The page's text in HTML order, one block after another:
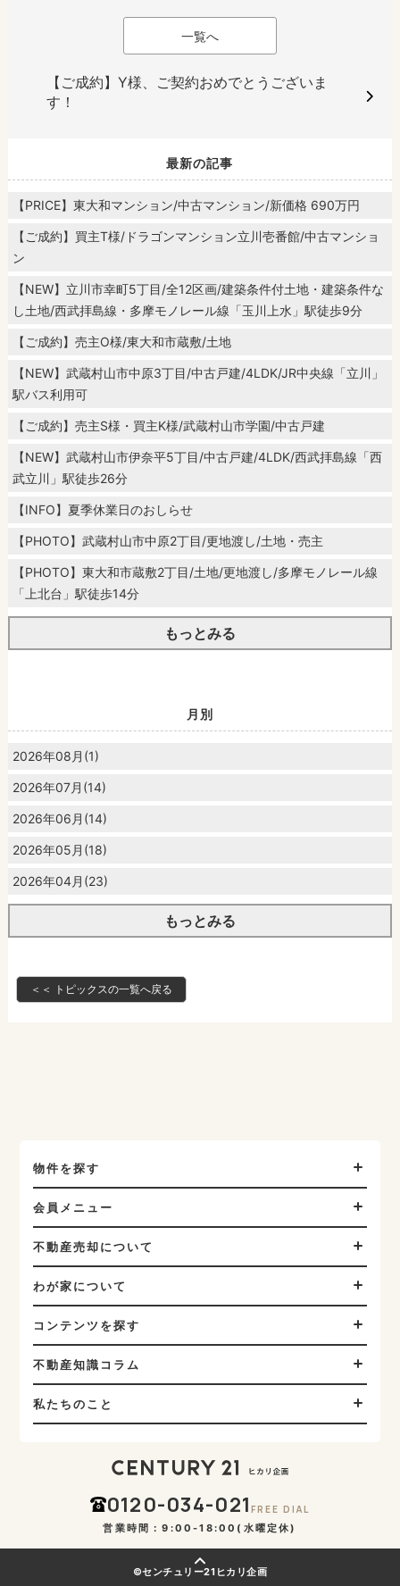
一覧へ
【ご成約】Y様、ご契約おめでとうございま
す！
最新の記事
【PRICE】東大和マンション/中古マンション/新価格 690万円
【ご成約】買主T様/ドラゴンマンション立川壱番館/中古マンショ
ン
【NEW】立川市幸町5丁目/全12区画/建築条件付土地・建築条件な
し土地/西武拝島線・多摩モノレール線「玉川上水」駅徒歩9分
【ご成約】売主O様/東大和市蔵敷/土地
【NEW】武蔵村山市中原3丁目/中古戸建/4LDK/JR中央線「立川」
駅バス利用可
【ご成約】売主S様・買主K様/武蔵村山市学園/中古戸建
【NEW】武蔵村山市伊奈平5丁目/中古戸建/4LDK/西武拝島線「西
武立川」駅徒歩26分
【INFO】夏季休業日のおしらせ
【PHOTO】武蔵村山市中原2丁目/更地渡し/土地・売主
【PHOTO】東大和市蔵敷2丁目/土地/更地渡し/多摩モノレール線
「上北台」駅徒歩14分
もっとみる
月別
2026年08月(1)
2026年07月(14)
2026年06月(14)
2026年05月(18)
2026年04月(23)
もっとみる
＜＜ トピックスの一覧へ戻る
物件を探す
会員メニュー
不動産売却について
わが家について
コンテンツを探す
不動産知識コラム
私たちのこと
0120-034-021FREE DIAL
営業時間：9:00-18:00(水曜定休)
©センチュリー21ヒカリ企画